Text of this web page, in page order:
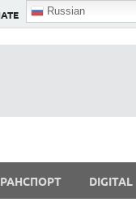
Russian
DIGITAL